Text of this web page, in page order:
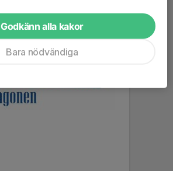
Godkänn alla kakor
Bara nödvändiga